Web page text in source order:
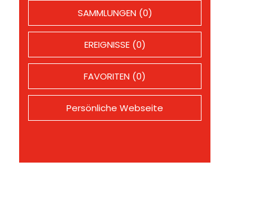
SAMMLUNGEN (0)
EREIGNISSE (0)
FAVORITEN (0)
Persönliche Webseite